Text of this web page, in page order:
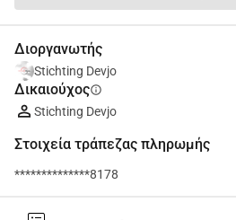
Διοργανωτής
Stichting Devjo
Δικαιούχοςinfo
Stichting Devjo
Στοιχεία τράπεζας πληρωμής
**************8178